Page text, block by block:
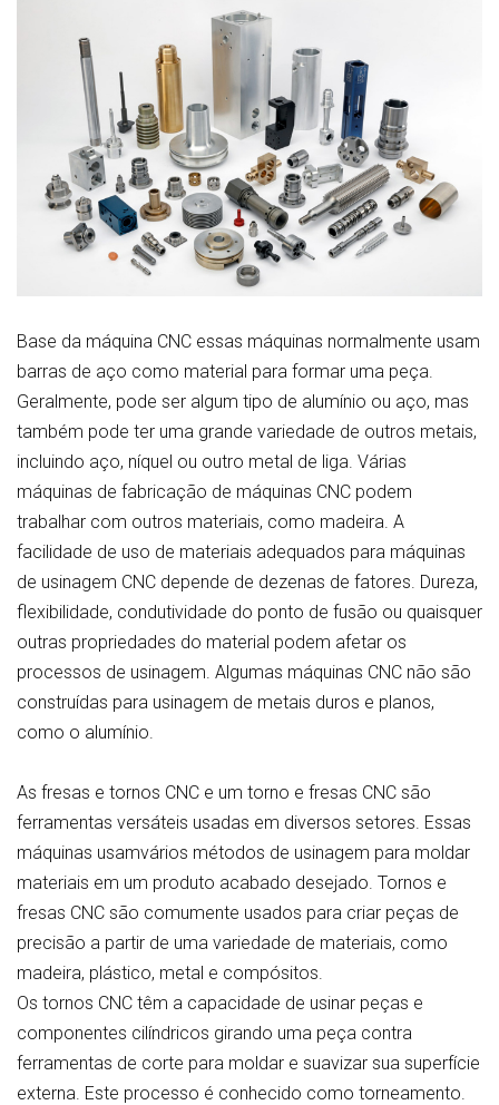
Base da máquina CNC essas máquinas normalmente usam
barras de aço como material para formar uma peça.
Geralmente, pode ser algum tipo de alumínio ou aço, mas
também pode ter uma grande variedade de outros metais,
incluindo aço, níquel ou outro metal de liga. Várias
máquinas de fabricação de máquinas CNC podem
trabalhar com outros materiais, como madeira. A
facilidade de uso de materiais adequados para máquinas
de usinagem CNC depende de dezenas de fatores. Dureza,
flexibilidade, condutividade do ponto de fusão ou quaisquer
outras propriedades do material podem afetar os
processos de usinagem. Algumas máquinas CNC não são
construídas para usinagem de metais duros e planos,
como o alumínio.
As fresas e tornos CNC e um torno e fresas CNC são
ferramentas versáteis usadas em diversos setores. Essas
máquinas usamvários métodos de usinagem para moldar
materiais em um produto acabado desejado. Tornos e
fresas CNC são comumente usados para criar peças de
precisão a partir de uma variedade de materiais, como
madeira, plástico, metal e compósitos.
Os tornos CNC têm a capacidade de usinar peças e
componentes cilíndricos girando uma peça contra
ferramentas de corte para moldar e suavizar sua superfície
externa. Este processo é conhecido como torneamento.